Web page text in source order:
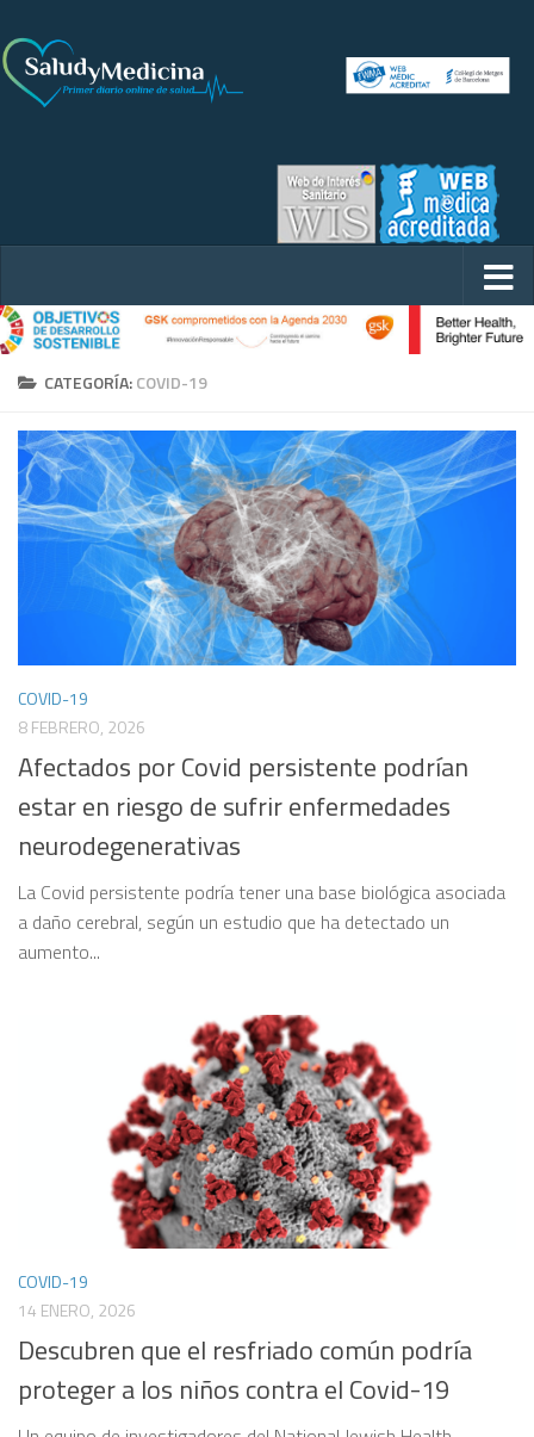
CATEGORÍA:COVID-19
COVID-19
8 FEBRERO, 2026
Afectados por Covid persistente podrían
estar en riesgo de sufrir enfermedades
neurodegenerativas
La Covid persistente podría tener una base biológica asociada
a daño cerebral, según un estudio que ha detectado un
aumento...
COVID-19
14 ENERO, 2026
Descubren que el resfriado común podría
proteger a los niños contra el Covid-19